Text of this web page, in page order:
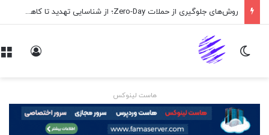
روش‌های جلوگیری از حملات Zero-Day؛ از شناسایی تهدید تا کاهش ریسک
تغییر پوسته
هاست لینوکس